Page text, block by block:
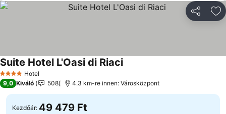
4 KategóriaHotel
Suite Hotel L'Oasi di Riaci
9,0 Kiváló 508 4.3 km-re innen: Városközpont
Kezdőár: 49 479 Ft